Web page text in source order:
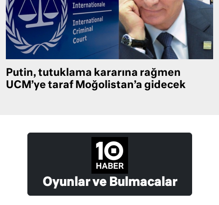
Putin, tutuklama kararına rağmen
UCM’ye taraf Moğolistan’a gidecek
Oyunlar ve Bulmacalar